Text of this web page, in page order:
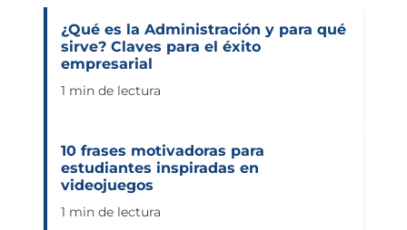
¿Qué es la Administración y para qué
sirve? Claves para el éxito
empresarial
1 min de lectura
10 frases motivadoras para
estudiantes inspiradas en
videojuegos
1 min de lectura